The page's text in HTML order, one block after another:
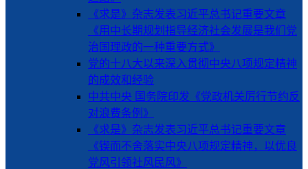
《求是》杂志发表习近平总书记重要文章
《用中长期规划指导经济社会发展是我们党
治国理政的一种重要方式》
党的十八大以来深入贯彻中央八项规定精神
的成效和经验
中共中央 国务院印发《党政机关厉行节约反
对浪费条例》
《求是》杂志发表习近平总书记重要文章
《锲而不舍落实中央八项规定精神，以优良
党风引领社风民风》